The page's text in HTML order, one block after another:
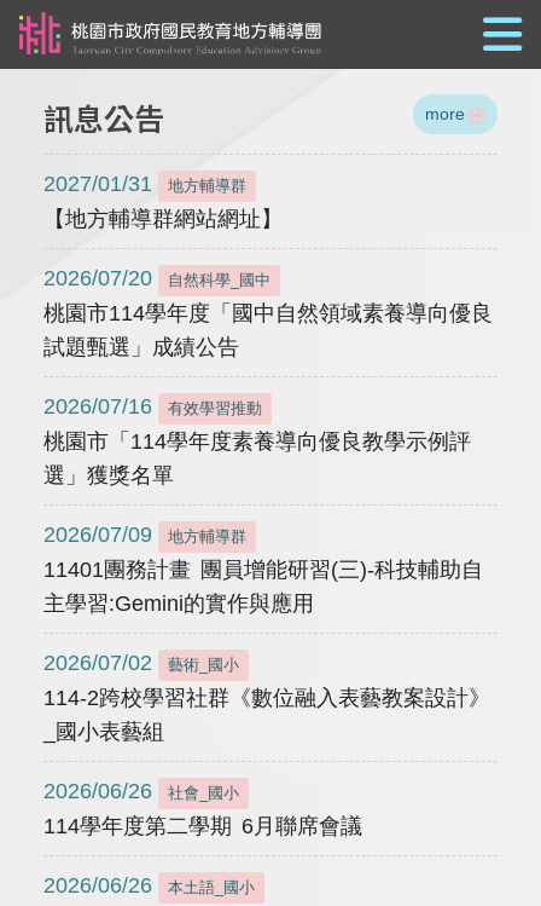
訊息公告 more
2027/01/31 地方輔導群
【地方輔導群網站網址】
2026/07/20 自然科學_國中
桃園市114學年度「國中自然領域素養導向優良
試題甄選」成績公告
2026/07/16 有效學習推動
桃園市「114學年度素養導向優良教學示例評
選」獲獎名單
2026/07/09 地方輔導群
11401團務計畫 團員增能研習(三)-科技輔助自
主學習:Gemini的實作與應用
2026/07/02 藝術_國小
114-2跨校學習社群《數位融入表藝教案設計》
_國小表藝組
2026/06/26 社會_國小
114學年度第二學期 6月聯席會議
2026/06/26 本土語_國小